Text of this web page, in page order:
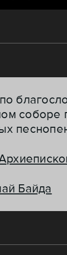
соборе
Байда